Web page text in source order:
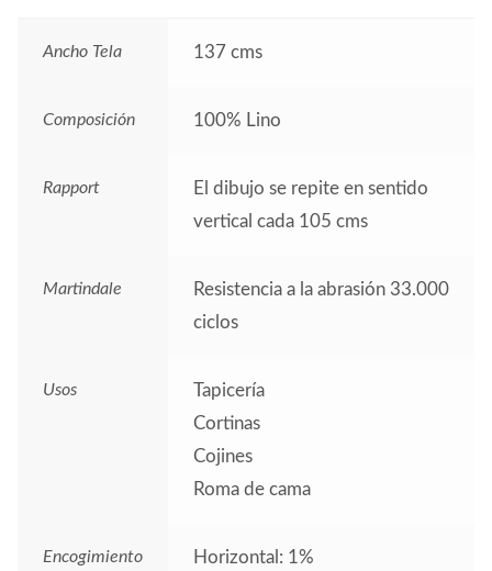
Ancho Tela 137 cms
Composición 100% Lino
Rapport
El dibujo se repite en sentido
vertical cada 105 cms
Martindale
Resistencia a la abrasión 33.000
ciclos
Usos
Tapicería
Cortinas
Cojines
Roma de cama
Encogimiento Horizontal: 1%